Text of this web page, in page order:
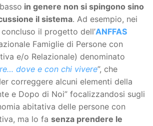
in genere non si spingono sino
il sistema. Ad esempio, nei
il progetto dell’ANFFAS
Famiglie di Persone con
e/o Relazionale) denominato
dove e con chi vivere”, che
correggere alcuni elementi della
e Dopo di Noi” focalizzandosi sugli
abitativa delle persone con
ma lo fa senza prendere le